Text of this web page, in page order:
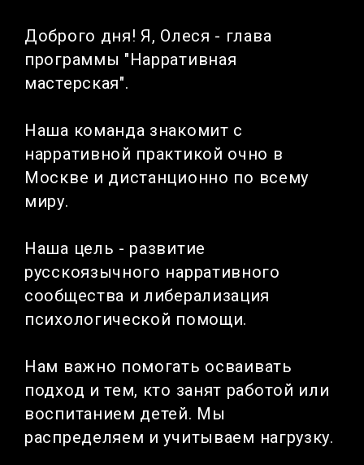
Доброго дня! Я, Олеся - глава
программы "Нарративная
мастерская".
Наша команда знакомит с
нарративной практикой очно в
Москве и дистанционно по всему
миру.
Наша цель - развитие
русскоязычного нарративного
сообщества и либерализация
психологической помощи.
Нам важно помогать осваивать
подход и тем, кто занят работой или
воспитанием детей. Мы
распределяем и учитываем нагрузку.